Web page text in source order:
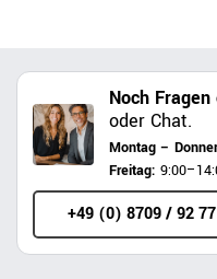
Noch
oder Chat.
Montag –
Freitag:
+49 (0) 8709 / 92